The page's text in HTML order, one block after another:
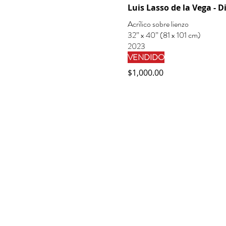
Luis Lasso de la Vega -
Acrílico sobre lienzo
32” x 40” (81 x 101 cm)
2023
VENDIDO
$1,000.00